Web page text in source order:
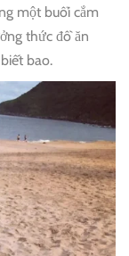
một buổi cắm
thức đồ ăn
bao.